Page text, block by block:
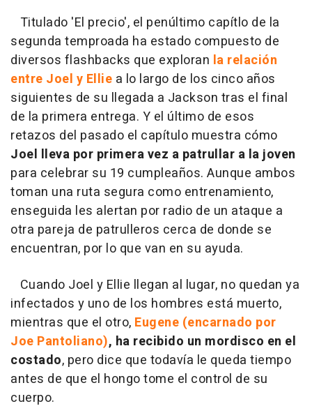
Titulado 'El precio', el penúltimo capítlo de la
segunda temproada ha estado compuesto de
diversos flashbacks que exploran la relación
entre Joel y Ellie a lo largo de los cinco años
siguientes de su llegada a Jackson tras el final
de la primera entrega. Y el último de esos
retazos del pasado el capítulo muestra cómo
Joel lleva por primera vez a patrullar a la joven
para celebrar su 19 cumpleaños. Aunque ambos
toman una ruta segura como entrenamiento,
enseguida les alertan por radio de un ataque a
otra pareja de patrulleros cerca de donde se
encuentran, por lo que van en su ayuda.
Cuando Joel y Ellie llegan al lugar, no quedan ya
infectados y uno de los hombres está muerto,
mientras que el otro, Eugene (encarnado por
Joe Pantoliano), ha recibido un mordisco en el
costado, pero dice que todavía le queda tiempo
antes de que el hongo tome el control de su
cuerpo.